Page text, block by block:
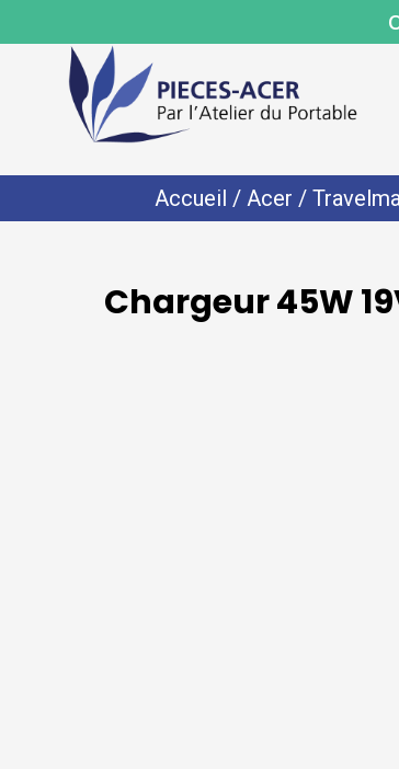
Accueil / Acer /
Chargeur 45W